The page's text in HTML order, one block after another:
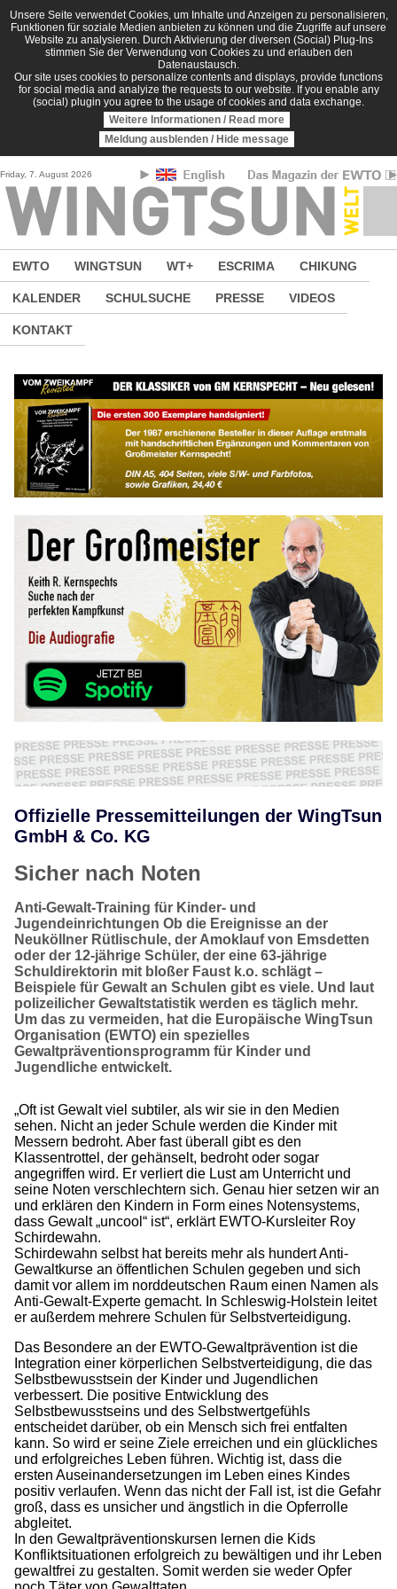
Direkt zum Inhalt
Unsere Seite verwendet Cookies, um Inhalte und Anzeigen zu personalisieren,
Funktionen für soziale Medien anbieten zu können und die Zugriffe auf unsere
Website zu analysieren. Durch Aktivierung der diversen (Social) Plug-Ins
stimmen Sie der Verwendung von Cookies zu und erlauben den
Datenaustausch.
Our site uses cookies to personalize contents and displays, provide functions
for social media and analyize the requests to our website. If you enable any
(social) plugin you agree to the usage of cookies and data exchange.
Weitere Informationen / Read more
Meldung ausblenden / Hide message
Friday, 7. August 2026
EWTO WINGTSUN WT+ ESCRIMA CHIKUNG
KALENDER SCHULSUCHE PRESSE VIDEOS
KONTAKT
Offizielle Pressemitteilungen der WingTsun
GmbH & Co. KG
Sicher nach Noten
Anti-Gewalt-Training für Kinder- und
Jugendeinrichtungen Ob die Ereignisse an der
Neuköllner Rütlischule, der Amoklauf von Emsdetten
oder der 12-jährige Schüler, der eine 63-jährige
Schuldirektorin mit bloßer Faust k.o. schlägt –
Beispiele für Gewalt an Schulen gibt es viele. Und laut
polizeilicher Gewaltstatistik werden es täglich mehr.
Um das zu vermeiden, hat die Europäische WingTsun
Organisation (EWTO) ein spezielles
Gewaltpräventionsprogramm für Kinder und
Jugendliche entwickelt.
„Oft ist Gewalt viel subtiler, als wir sie in den Medien
sehen. Nicht an jeder Schule werden die Kinder mit
Messern bedroht. Aber fast überall gibt es den
Klassentrottel, der gehänselt, bedroht oder sogar
angegriffen wird. Er verliert die Lust am Unterricht und
seine Noten verschlechtern sich. Genau hier setzen wir an
und erklären den Kindern in Form eines Notensystems,
dass Gewalt „uncool“ ist“, erklärt EWTO-Kursleiter Roy
Schirdewahn.
Schirdewahn selbst hat bereits mehr als hundert Anti-
Gewaltkurse an öffentlichen Schulen gegeben und sich
damit vor allem im norddeutschen Raum einen Namen als
Anti-Gewalt-Experte gemacht. In Schleswig-Holstein leitet
er außerdem mehrere Schulen für Selbstverteidigung.
Das Besondere an der EWTO-Gewaltprävention ist die
Integration einer körperlichen Selbstverteidigung, die das
Selbstbewusstsein der Kinder und Jugendlichen
verbessert. Die positive Entwicklung des
Selbstbewusstseins und des Selbstwertgefühls
entscheidet darüber, ob ein Mensch sich frei entfalten
kann. So wird er seine Ziele erreichen und ein glückliches
und erfolgreiches Leben führen. Wichtig ist, dass die
ersten Auseinandersetzungen im Leben eines Kindes
positiv verlaufen. Wenn das nicht der Fall ist, ist die Gefahr
groß, dass es unsicher und ängstlich in die Opferrolle
abgleitet.
In den Gewaltpräventionskursen lernen die Kids
Konfliktsituationen erfolgreich zu bewältigen und ihr Leben
gewaltfrei zu gestalten. Somit werden sie weder Opfer